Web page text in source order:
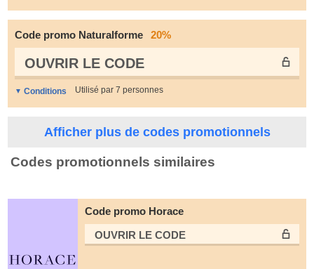
Code promo Naturalforme 20%
OUVRIR LE СODE
Conditions Utilisé par 7 personnes
Afficher plus de codes promotionnels
Codes promotionnels similaires
Code promo Horace
OUVRIR LE СODE